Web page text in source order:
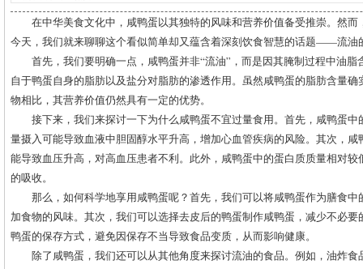
在中华美食文化中，咸鸭蛋以其独特的风味和营养价值备受推崇。然
今天，我们就来聊聊这个看似简单却又蕴含着深刻饮食智慧的话题——流油
首先，我们要明确一点，咸鸭蛋并非“流油”，而是因其腌制过程中油
自于鸭蛋自身的脂肪以及盐分对脂肪的渗透作用。虽然咸鸭蛋的脂肪含量
物相比，其营养价值仍然具有一定的优势。
接下来，我们来探讨一下为什么咸鸭蛋不宜过量食用。首先，咸鸭蛋
量摄入可能导致血液中胆固醇水平升高，增加心血管疾病的风险。其次，
能导致血压升高，对高血压患者不利。此外，咸鸭蛋中的蛋白质质量相对
的吸收。
那么，如何科学地享用咸鸭蛋呢？首先，我们可以将咸鸭蛋作为膳食
加食物的风味。其次，我们可以选择去皮后的鸭蛋制作咸鸭蛋，减少不必
鸭蛋的保存方式，避免因保存不当导致食品变质，从而影响健康。
除了咸鸭蛋，我们还可以从其他角度来探讨流油的食品。例如，油炸